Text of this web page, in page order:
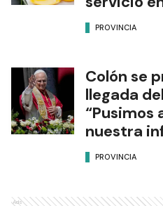
PROVINCIA
Colón se
llegada
“Pusimos
nuestra
PROVINCIA
Ads